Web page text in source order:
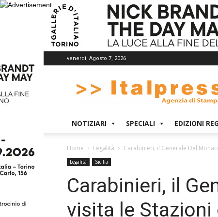
venerdì, Agosto 7, 2026
NOTIZIARI SPECIALI EDIZIONI
Home Legalità Carabinieri, il Generale Del
Legalità Sicilia
Carabinieri, il
visita le Stazioni